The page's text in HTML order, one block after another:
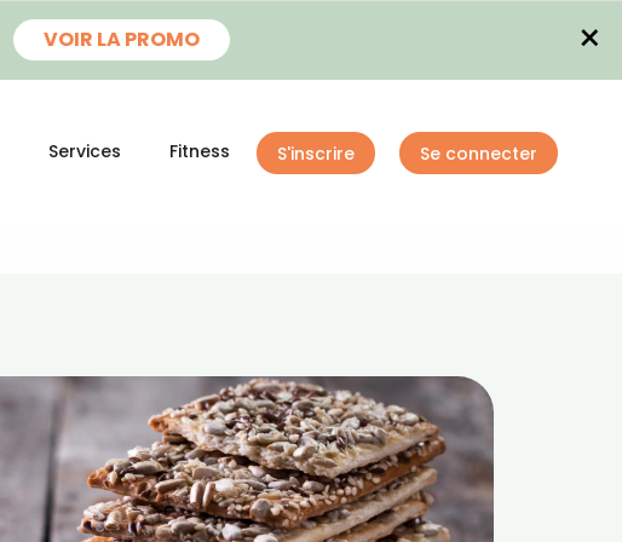
VOIR LA PROMO ×
Services Fitness S'inscrire Se connecter